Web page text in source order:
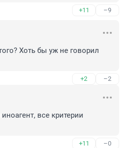
+11 –9
Хоть бы уж не говорил
+2 –2
все критерии
+11 –0